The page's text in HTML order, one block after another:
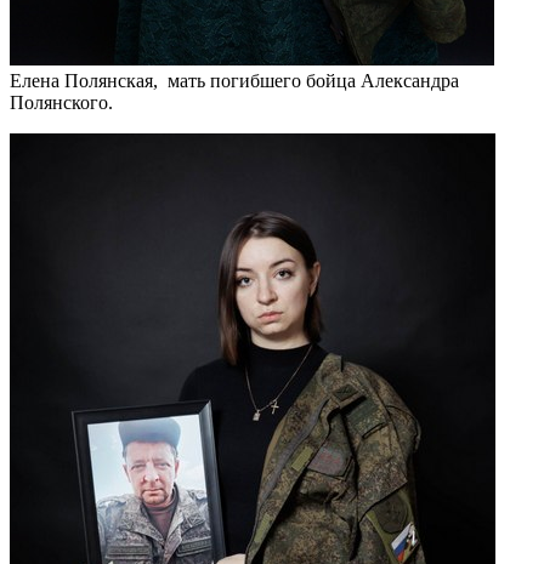
Елена Полянская, мать погибшего бойца Александра
Полянского.